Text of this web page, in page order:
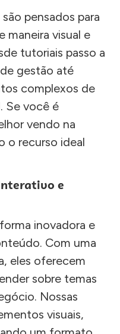
pensados para
maneira visual e
tutoriais passo a
gestão até
complexos de
Se você é
vendo na
o recurso ideal
e
inovadora e
Com uma
eles oferecem
sobre temas
Nossas
visuais,